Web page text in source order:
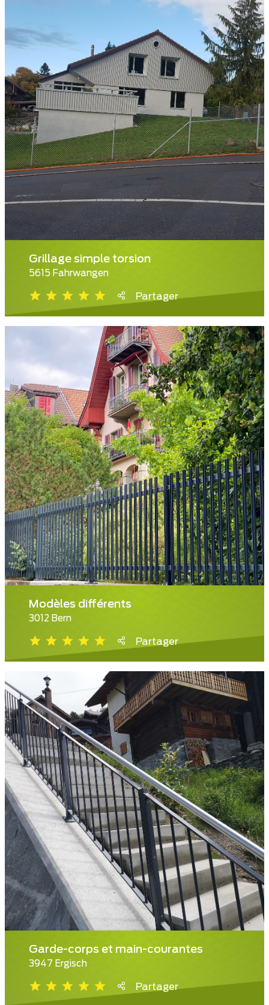
Grillage simple torsion
5615 Fahrwangen
Partager
Modèles différents
3012 Bern
Partager
Garde-corps et main-courantes
3947 Ergisch
Partager